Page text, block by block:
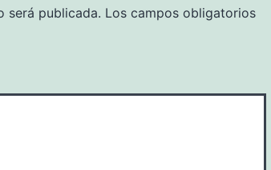
será publicada. Los campos obligatorios